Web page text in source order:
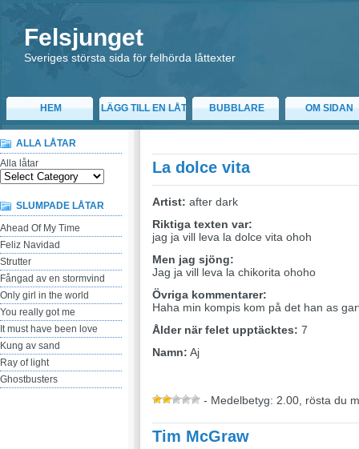
Felsjunget
Sveriges största sida för felhörda låttexter
HEM LÄGG TILL EN LÅT BUBBLARE OM SIDAN
ALLA LÅTAR
Alla låtar
SLUMPADE LÅTAR
Ahead Of My Time
Feliz Navidad
Strutter
Fångad av en stormvind
Only girl in the world
You really got me
It must have been love
Kung av sand
Ray of light
Ghostbusters
La dolce vita
Artist: after dark
Riktiga texten var:
jag ja vill leva la dolce vita ohoh
Men jag sjöng:
Jag ja vill leva la chikorita ohoho
Övriga kommentarer:
Haha min kompis kom på det han as
Ålder när felet upptäcktes: 7
Namn: Aj
- Medelbetyg: 2.00, rösta du
Tim McGraw